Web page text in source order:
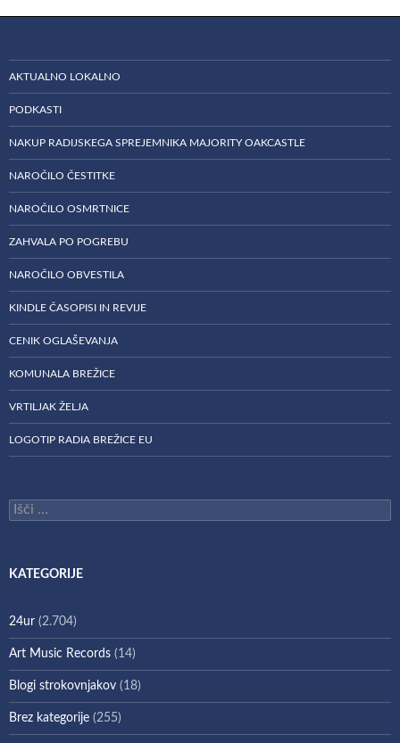
AKTUALNO LOKALNO
PODKASTI
NAKUP RADIJSKEGA SPREJEMNIKA MAJORITY OAKCASTLE
NAROČILO ČESTITKE
NAROČILO OSMRTNICE
ZAHVALA PO POGREBU
NAROČILO OBVESTILA
KINDLE ČASOPISI IN REVIJE
CENIK OGLAŠEVANJA
KOMUNALA BREŽICE
VRTILJAK ŽELJA
LOGOTIP RADIA BREŽICE EU
Išči:
KATEGORIJE
24ur (2.704)
Art Music Records (14)
Blogi strokovnjakov (18)
Brez kategorije (255)